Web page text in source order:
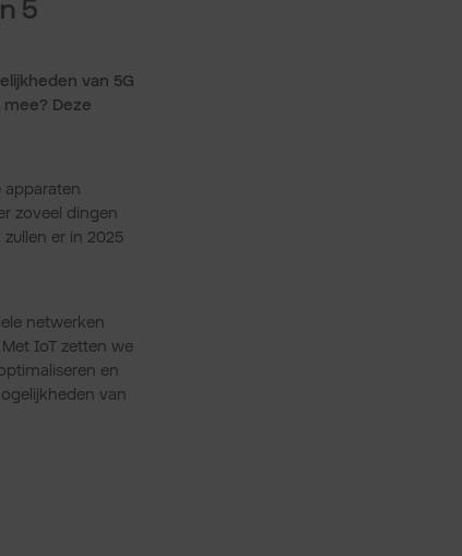
5
van 5G
Deze
apparaten
zoveel dingen
er in 2025
netwerken
IoT zetten we
en
van